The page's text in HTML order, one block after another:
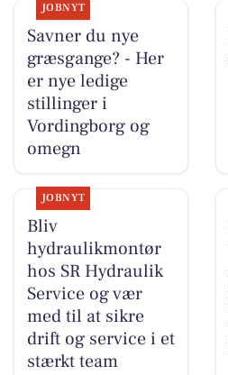
JOBNYT
Savner du nye
græsgange? - Her
er nye ledige
stillinger i
Vordingborg og
omegn
JOBNYT
Bliv
hydraulikmontør
hos SR Hydraulik
Service og vær
med til at sikre
drift og service i et
stærkt team